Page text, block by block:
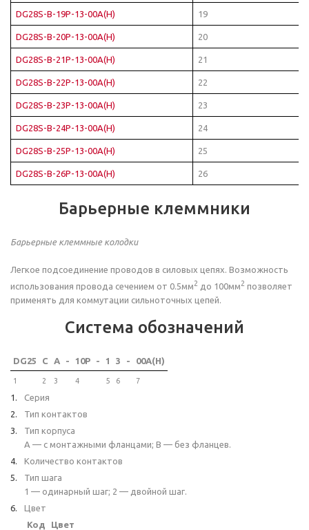
DG28S-B-19P-13-00A(H) 19
DG28S-B-20P-13-00A(H) 20
DG28S-B-21P-13-00A(H) 21
DG28S-B-22P-13-00A(H) 22
DG28S-B-23P-13-00A(H) 23
DG28S-B-24P-13-00A(H) 24
DG28S-B-25P-13-00A(H) 25
DG28S-B-26P-13-00A(H) 26
Барьерные клеммники
Барьерные клеммные колодки
Легкое подсоединение проводов в силовых цепях. Возможность
использования провода сечением от 0.5мм2 до 100мм2 позволяет
применять для коммутации сильноточных цепей.
Система обозначений
DG25 C A - 10P - 1 3 - 00A(H)
1 2 3 4 5 6 7
Серия
Тип контактов
Тип корпуса
A — с монтажными фланцами; B — без фланцев.
Количество контактов
Тип шага
1 — одинарный шаг; 2 — двойной шаг.
Цвет
Код
Цвет